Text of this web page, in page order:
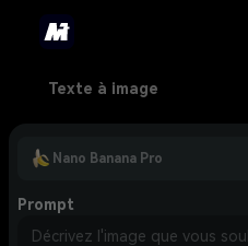
Texte à image
Nano Banana Pro
Prompt